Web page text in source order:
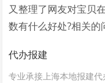
又整理了网友对宝贝
数有什么好处?相关的
代办报建
专业承接上海本地报建代